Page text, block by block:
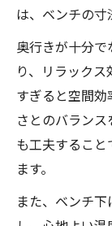
は、ベンチの寸
奥行きが十分
り、リラック
すぎると空間
さとのバラン
も工夫するこ
ます。
また、ベンチ